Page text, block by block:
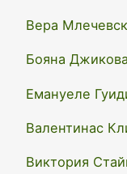
Вера
Бояна Джикова
Емануеле
Валентинас
Виктория